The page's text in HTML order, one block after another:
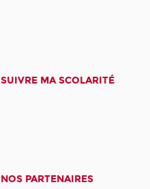
SUIVRE MA SCOLARITÉ
NOS PARTENAIRES